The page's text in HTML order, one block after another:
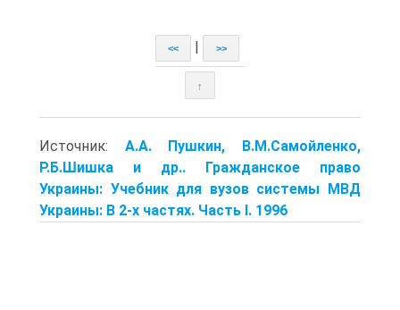
<< >>
↑
Источник: А.А. Пушкин, В.М.Самойленко,
Р.Б.Шишка и др.. Гражданское право
Украины: Учебник для вузов системы МВД
Украины: В 2-х частях. Часть I. 1996